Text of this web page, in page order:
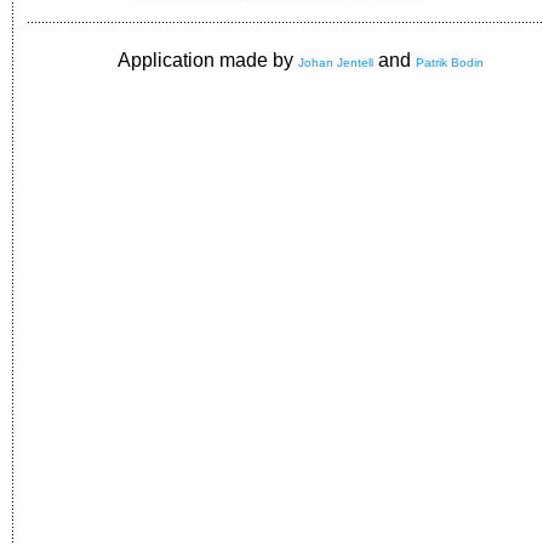
Application made by Johan Jentell and Patrik Bodin